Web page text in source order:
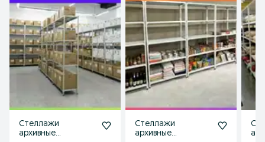
Стеллажи
архивные
Стеллажи
архивные